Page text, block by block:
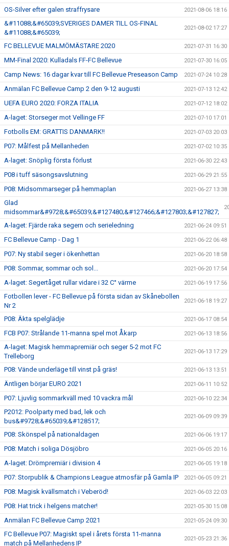
OS-Silver efter galen straffrysare 2021-08-06 18:16
&#11088;&#65039;SVERIGES DAMER TILL OS-FINAL
&#11088;&#65039;
2021-08-02 17:27
FC BELLEVUE MALMÖMÄSTARE 2020 2021-07-31 16:30
MM-Final 2020: Kulladals FF-FC Bellevue 2021-07-30 16:05
Camp News: 16 dagar kvar till FC Bellevue Preseason Camp 2021-07-24 10:28
Anmälan FC Bellevue Camp 2 den 9-12 augusti 2021-07-13 12:42
UEFA EURO 2020: FORZA ITALIA 2021-07-12 18:02
A-laget: Storseger mot Vellinge FF 2021-07-10 17:01
Fotbolls EM: GRATTIS DANMARK!! 2021-07-03 20:03
P07: Målfest på Mellanheden 2021-07-02 10:35
A-laget: Snöplig första förlust 2021-06-30 22:43
P08 i tuff säsongsavslutning 2021-06-29 21:55
P08: Midsommarseger på hemmaplan 2021-06-27 13:38
Glad
midsommar&#9728;&#65039;&#127480;&#127466;&#127803;&#127827;
A-laget: Fjärde raka segern och serieledning 2021-06-24 09:51
FC Bellevue Camp - Dag 1 2021-06-22 06:48
P07: Ny stabil seger i ökenhettan 2021-06-20 18:58
P08: Sommar, sommar och sol... 2021-06-20 17:54
A-laget: Segertåget rullar vidare i 32 C° värme 2021-06-19 17:56
Fotbollen lever - FC Bellevue på första sidan av Skånebollen
Nr 2
2021-06-18 19:27
P08: Äkta spelglädje 2021-06-17 08:54
FCB P07: Strålande 11-manna spel mot Åkarp 2021-06-13 18:56
A-laget: Magisk hemmapremiär och seger 5-2 mot FC
Trelleborg
2021-06-13 17:29
P08: Vände underläge till vinst på gräs! 2021-06-13 13:51
Äntligen börjar EURO 2021 2021-06-11 10:52
P07: Ljuvlig sommarkväll med 10 vackra mål 2021-06-10 22:34
P2012: Poolparty med bad, lek och
bus&#9728;&#65039;&#128517;
2021-06-09 09:39
P08: Skönspel på nationaldagen 2021-06-06 19:17
P08: Match i soliga Dösjöbro 2021-06-05 20:16
A-laget: Drömpremiär i division 4 2021-06-05 19:18
P07: Storpublik & Champions League atmosfär på Gamla IP 2021-06-05 09:21
P08: Magisk kvällsmatch i Veberöd! 2021-06-03 22:03
P08: Hat trick i helgens matcher! 2021-05-30 15:08
Anmälan FC Bellevue Camp 2021 2021-05-24 09:30
FC Bellevue P07: Magiskt spel i årets första 11-manna
match på Mellanhedens IP
2021-05-23 21:36